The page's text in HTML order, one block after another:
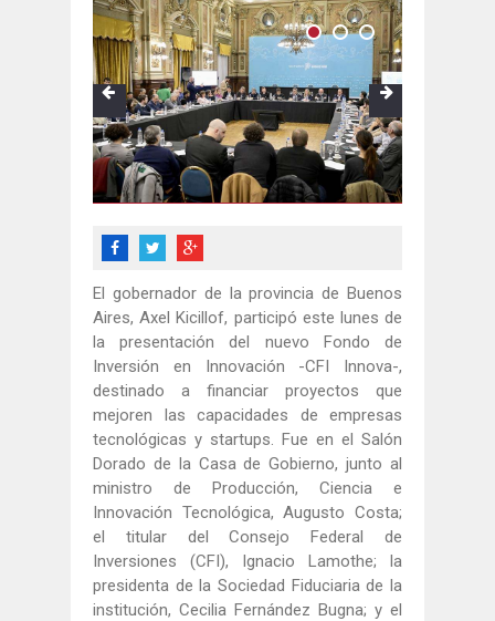
El gobernador de la provincia de Buenos
Aires, Axel Kicillof, participó este lunes de
la presentación del nuevo Fondo de
Inversión en Innovación -CFI Innova-,
destinado a financiar proyectos que
mejoren las capacidades de empresas
tecnológicas y startups. Fue en el Salón
Dorado de la Casa de Gobierno, junto al
ministro de Producción, Ciencia e
Innovación Tecnológica, Augusto Costa;
el titular del Consejo Federal de
Inversiones (CFI), Ignacio Lamothe; la
presidenta de la Sociedad Fiduciaria de la
institución, Cecilia Fernández Bugna; y el